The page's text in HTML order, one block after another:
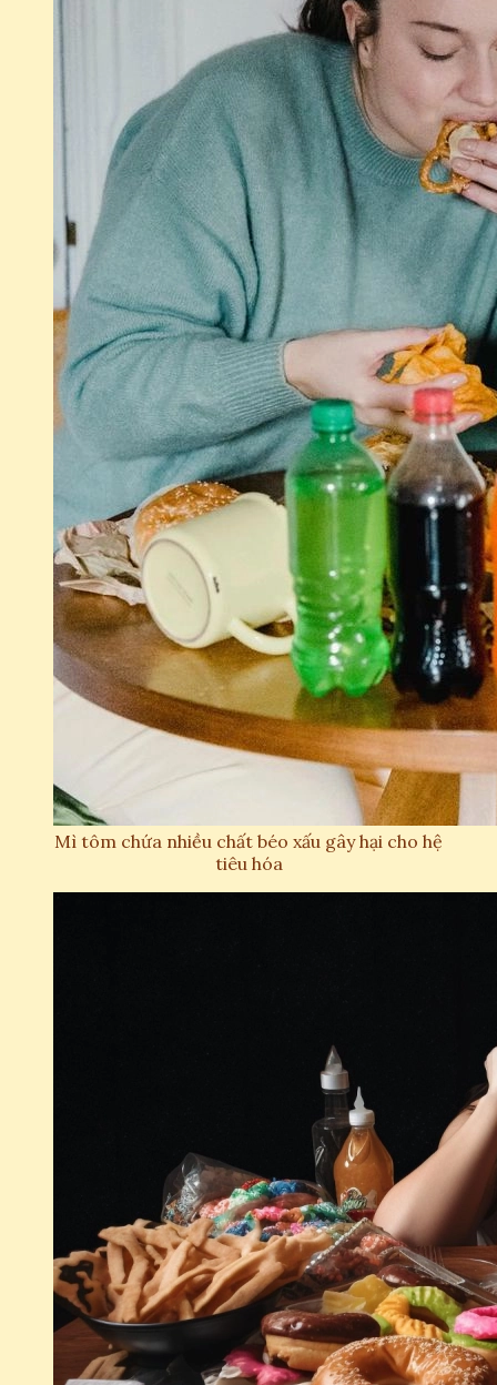
Mì tôm chứa nhiều chất béo xấu gây hại cho hệ
tiêu hóa